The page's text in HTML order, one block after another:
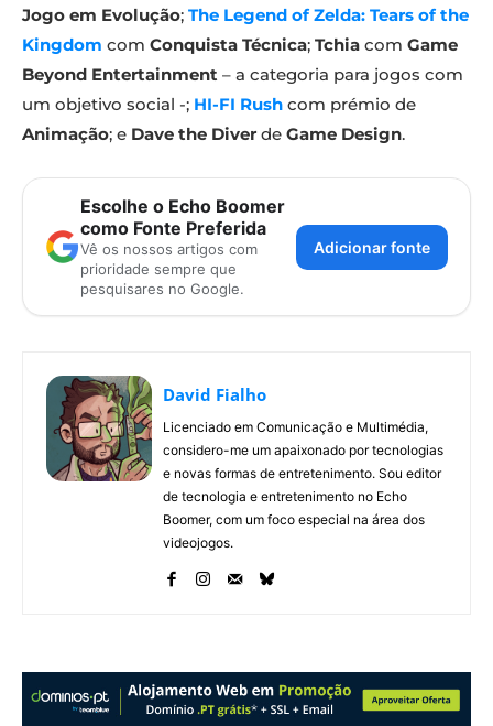
Jogo em Evolução; The Legend of Zelda: Tears of the
Kingdom com Conquista Técnica; Tchia com Game
Beyond Entertainment – a categoria para jogos com
um objetivo social -; HI-FI Rush com prémio de
Animação; e Dave the Diver de Game Design.
Escolhe o Echo Boomer
como Fonte Preferida
Vê os nossos artigos com
prioridade sempre que
pesquisares no Google.
Adicionar fonte
David Fialho
Licenciado em Comunicação e Multimédia,
considero-me um apaixonado por tecnologias
e novas formas de entretenimento. Sou editor
de tecnologia e entretenimento no Echo
Boomer, com um foco especial na área dos
videojogos.